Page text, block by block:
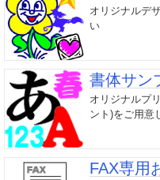
オリジナルデ
い
書体サン
オリジナルプ
ント)をご用意
FAX専用